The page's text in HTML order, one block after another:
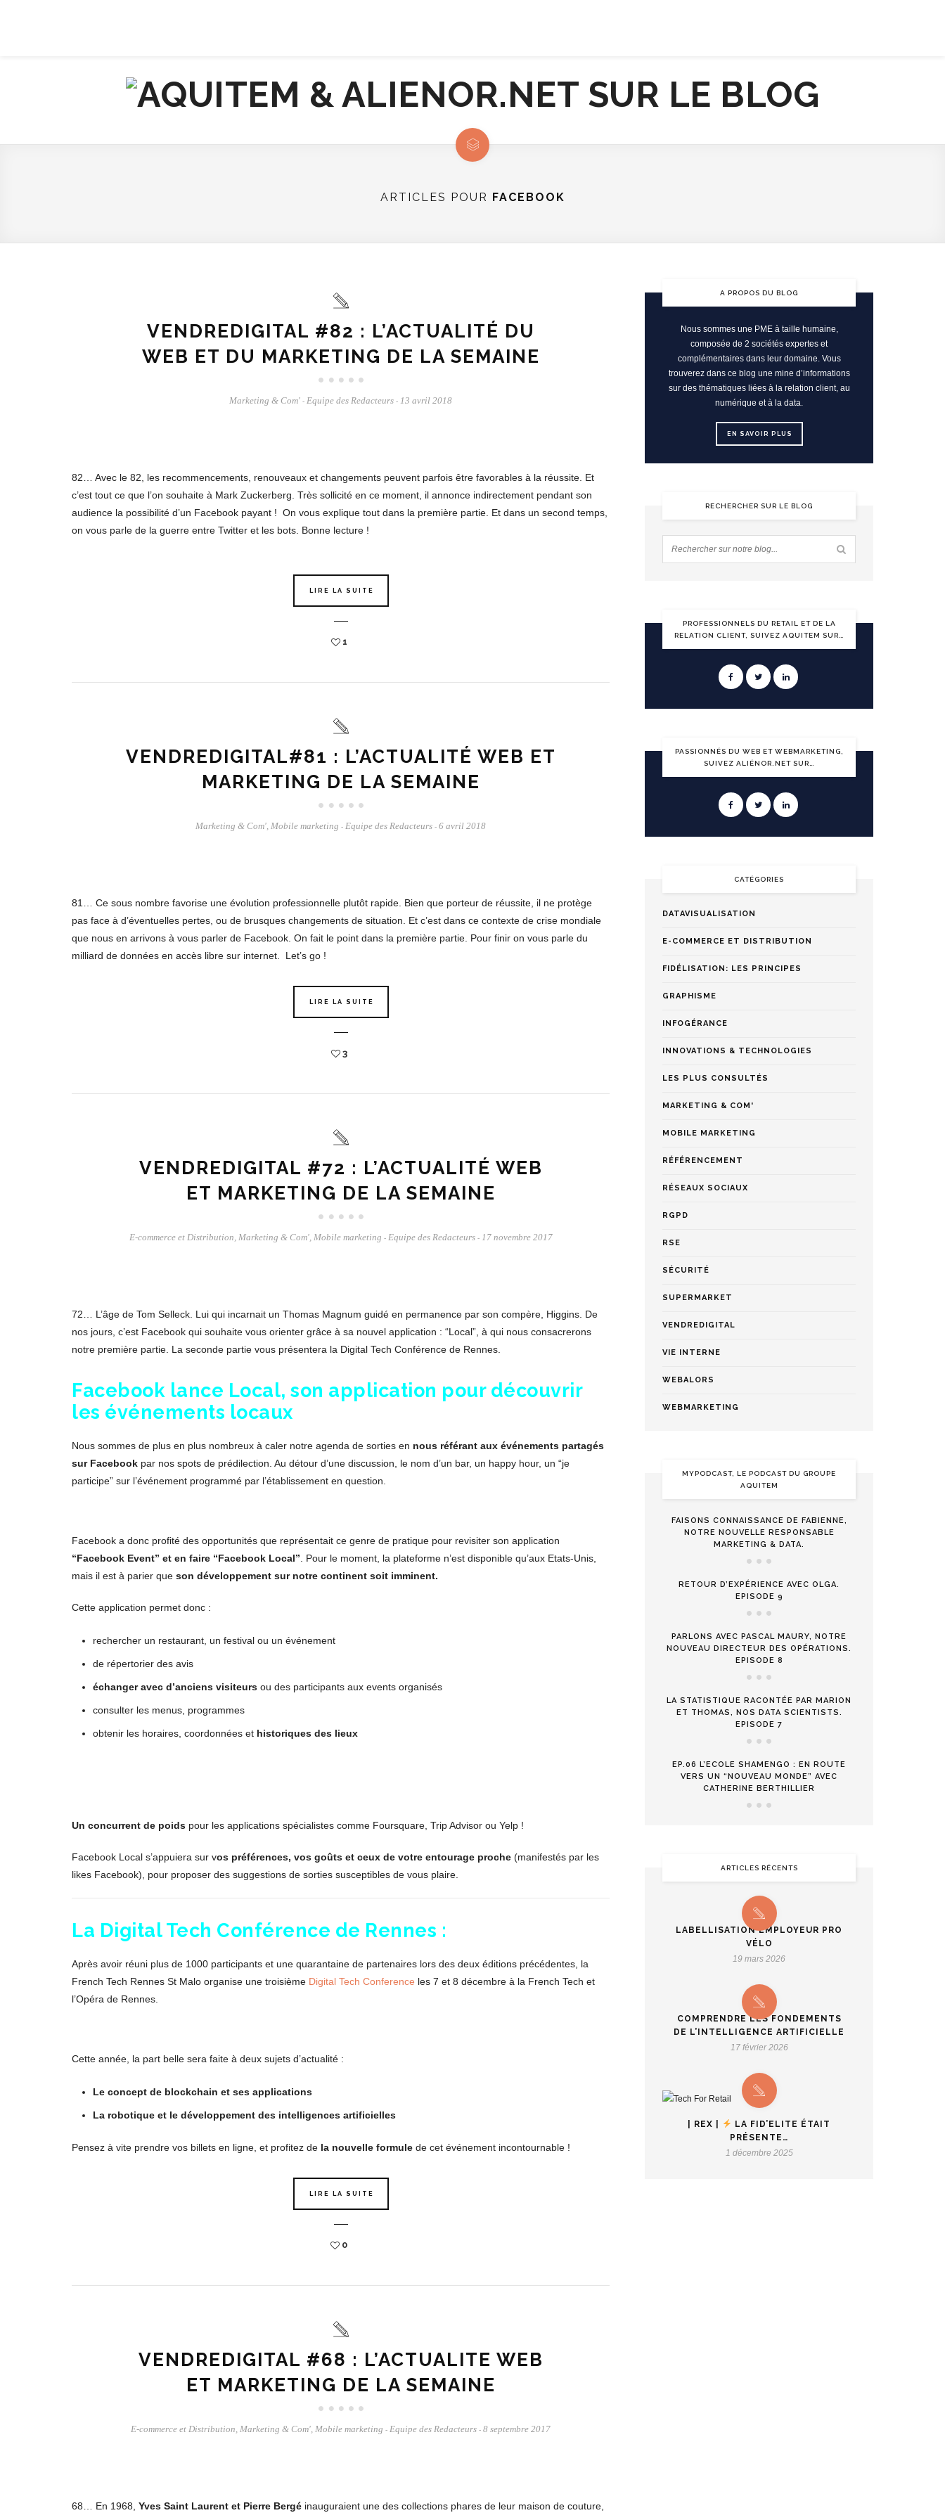
ARTICLES POUR FACEBOOK
VENDREDIGITAL #82 : L’ACTUALITÉ DU
WEB ET DU MARKETING DE LA SEMAINE
Marketing & Com' - Equipe des Redacteurs - 13 avril 2018
82… Avec le 82, les recommencements, renouveaux et changements peuvent parfois être favorables à la réussite. Et
c’est tout ce que l’on souhaite à Mark Zuckerberg. Très sollicité en ce moment, il annonce indirectement pendant son
audience la possibilité d’un Facebook payant ! On vous explique tout dans la première partie. Et dans un second temps,
on vous parle de la guerre entre Twitter et les bots. Bonne lecture !
LIRE LA SUITE
1
VENDREDIGITAL#81 : L’ACTUALITÉ WEB ET
MARKETING DE LA SEMAINE
Marketing & Com', Mobile marketing - Equipe des Redacteurs - 6 avril 2018
81… Ce sous nombre favorise une évolution professionnelle plutôt rapide. Bien que porteur de réussite, il ne protège
pas face à d’éventuelles pertes, ou de brusques changements de situation. Et c’est dans ce contexte de crise mondiale
que nous en arrivons à vous parler de Facebook. On fait le point dans la première partie. Pour finir on vous parle du
milliard de données en accès libre sur internet. Let’s go !
LIRE LA SUITE
3
VENDREDIGITAL #72 : L’ACTUALITÉ WEB
ET MARKETING DE LA SEMAINE
E-commerce et Distribution, Marketing & Com', Mobile marketing - Equipe des Redacteurs - 17 novembre 2017
72… L’âge de Tom Selleck. Lui qui incarnait un Thomas Magnum guidé en permanence par son compère, Higgins. De
nos jours, c’est Facebook qui souhaite vous orienter grâce à sa nouvel application : “Local”, à qui nous consacrerons
notre première partie. La seconde partie vous présentera la Digital Tech Conférence de Rennes.
Facebook lance Local, son application pour découvrir
les événements locaux
Nous sommes de plus en plus nombreux à caler notre agenda de sorties en nous référant aux événements partagés
sur Facebook par nos spots de prédilection. Au détour d’une discussion, le nom d’un bar, un happy hour, un “je
participe” sur l’événement programmé par l’établissement en question.
Facebook a donc profité des opportunités que représentait ce genre de pratique pour revisiter son application
“Facebook Event” et en faire “Facebook Local”. Pour le moment, la plateforme n’est disponible qu’aux Etats-Unis,
mais il est à parier que son développement sur notre continent soit imminent.
Cette application permet donc :
rechercher un restaurant, un festival ou un événement
de répertorier des avis
échanger avec d’anciens visiteurs ou des participants aux events organisés
consulter les menus, programmes
obtenir les horaires, coordonnées et historiques des lieux
Un concurrent de poids pour les applications spécialistes comme Foursquare, Trip Advisor ou Yelp !
Facebook Local s’appuiera sur vos préférences, vos goûts et ceux de votre entourage proche (manifestés par les
likes Facebook), pour proposer des suggestions de sorties susceptibles de vous plaire.
La Digital Tech Conférence de Rennes :
Après avoir réuni plus de 1000 participants et une quarantaine de partenaires lors des deux éditions précédentes, la
French Tech Rennes St Malo organise une troisième Digital Tech Conference les 7 et 8 décembre à la French Tech et
l’Opéra de Rennes.
Cette année, la part belle sera faite à deux sujets d’actualité :
Le concept de blockchain et ses applications
La robotique et le développement des intelligences artificielles
Pensez à vite prendre vos billets en ligne, et profitez de la nouvelle formule de cet événement incontournable !
LIRE LA SUITE
0
VENDREDIGITAL #68 : L’ACTUALITE WEB
ET MARKETING DE LA SEMAINE
E-commerce et Distribution, Marketing & Com', Mobile marketing - Equipe des Redacteurs - 8 septembre 2017
68… En 1968, Yves Saint Laurent et Pierre Bergé inauguraient une des collections phares de leur maison de couture,
A PROPOS DU BLOG
Nous sommes une PME à taille humaine,
composée de 2 sociétés expertes et
complémentaires dans leur domaine. Vous
trouverez dans ce blog une mine d’informations
sur des thématiques liées à la relation client, au
numérique et à la data.
EN SAVOIR PLUS
RECHERCHER SUR LE BLOG
PROFESSIONNELS DU RETAIL ET DE LA
RELATION CLIENT, SUIVEZ AQUITEM SUR…
PASSIONNÉS DU WEB ET WEBMARKETING,
SUIVEZ ALIÉNOR.NET SUR…
CATÉGORIES
DATAVISUALISATION
E-COMMERCE ET DISTRIBUTION
FIDÉLISATION: LES PRINCIPES
GRAPHISME
INFOGÉRANCE
INNOVATIONS & TECHNOLOGIES
LES PLUS CONSULTÉS
MARKETING & COM'
MOBILE MARKETING
RÉFÉRENCEMENT
RÉSEAUX SOCIAUX
RGPD
RSE
SÉCURITÉ
SUPERMARKET
VENDREDIGITAL
VIE INTERNE
WEBALORS
WEBMARKETING
MYPODCAST, LE PODCAST DU GROUPE
AQUITEM
FAISONS CONNAISSANCE DE FABIENNE,
NOTRE NOUVELLE RESPONSABLE
MARKETING & DATA.
RETOUR D’EXPÉRIENCE AVEC OLGA.
EPISODE 9
PARLONS AVEC PASCAL MAURY, NOTRE
NOUVEAU DIRECTEUR DES OPÉRATIONS.
EPISODE 8
LA STATISTIQUE RACONTÉE PAR MARION
ET THOMAS, NOS DATA SCIENTISTS.
EPISODE 7
EP.06 L’ECOLE SHAMENGO : EN ROUTE
VERS UN “NOUVEAU MONDE” AVEC
CATHERINE BERTHILLIER
ARTICLES RÉCENTS
LABELLISATION EMPLOYEUR PRO
VÉLO
19 mars 2026
COMPRENDRE LES FONDEMENTS
DE L’INTELLIGENCE ARTIFICIELLE
17 février 2026
| REX |
LA FID’ELITE ÉTAIT
PRÉSENTE…
1 décembre 2025